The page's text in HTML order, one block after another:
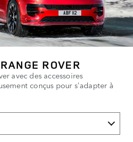
ROVER
avec des accessoires
conçus pour s'adapter à